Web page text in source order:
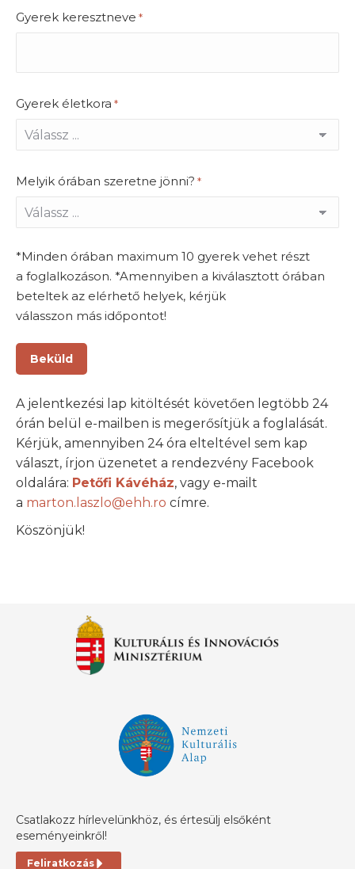
Gyerek keresztneve *
Gyerek életkora *
Melyik órában szeretne jönni? *
*Minden órában maximum 10 gyerek vehet részt
a foglalkozáson. *Amennyiben a kiválasztott órában
beteltek az elérhető helyek, kérjük
válasszon más időpontot!
A jelentkezési lap kitöltését követően legtöbb 24
órán belül e-mailben is megerősítjük a foglalását.
Kérjük, amennyiben 24 óra elteltével sem kap
választ, írjon üzenetet a rendezvény Facebook
oldalára: Petőfi Kávéház, vagy e-mailt
a marton.laszlo@ehh.ro címre.
Köszönjük!
Csatlakozz hírlevelünkhöz, és értesülj elsőként
eseményeinkről!
Feliratkozás